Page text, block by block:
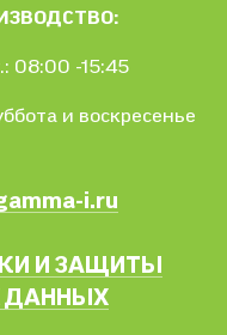
08:00 -15:45
и воскресенье
i.ru
И ЗАЩИТЫ
ДАННЫХ